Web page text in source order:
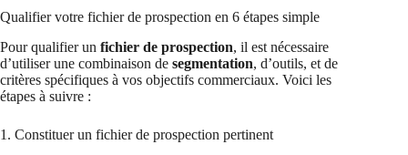
Qualifier votre fichier de prospection en 6 étapes simple
Pour qualifier un fichier de prospection, il est nécessaire
d’utiliser une combinaison de segmentation, d’outils, et de
critères spécifiques à vos objectifs commerciaux. Voici les
étapes à suivre :
1. Constituer un fichier de prospection pertinent